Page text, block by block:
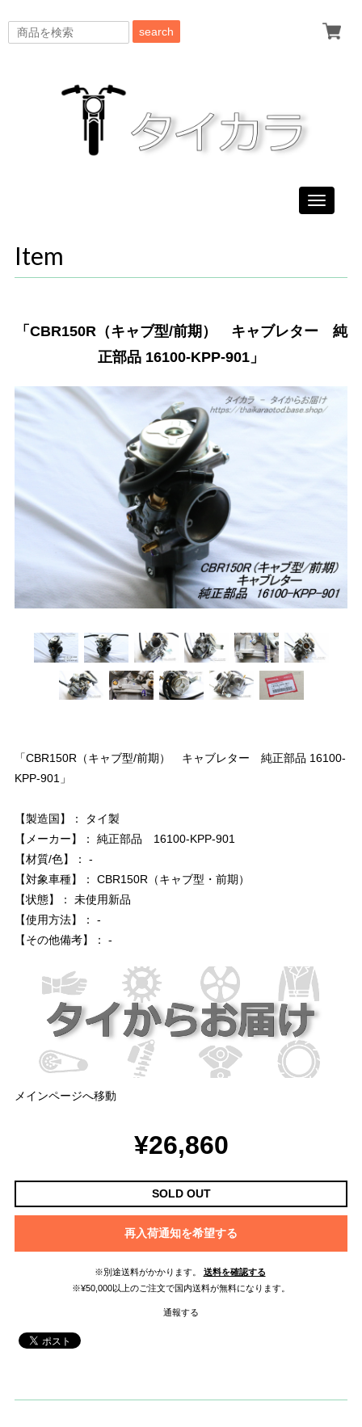
search
Toggle
Item
「CBR150R（キャブ型/前期） キャブレター 純
正部品 16100-KPP-901」
「CBR150R（キャブ型/前期） キャブレター 純正部品 16100-
KPP-901」
【製造国】： タイ製
【メーカー】： 純正部品 16100-KPP-901
【材質/色】： -
【対象車種】： CBR150R（キャブ型・前期）
【状態】： 未使用新品
【使用方法】： -
【その他備考】： -
メインページへ移動
¥26,860
SOLD OUT
再入荷通知を希望する
※別途送料がかかります。
送料を確認する
※¥50,000以上のご注文で国内送料が無料になります。
通報する